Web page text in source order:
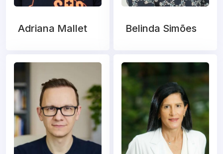
Adriana Mallet Belinda Simões